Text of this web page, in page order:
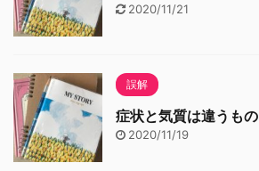
2020/11/21
誤解
症状と気質は違うもの
2020/11/19